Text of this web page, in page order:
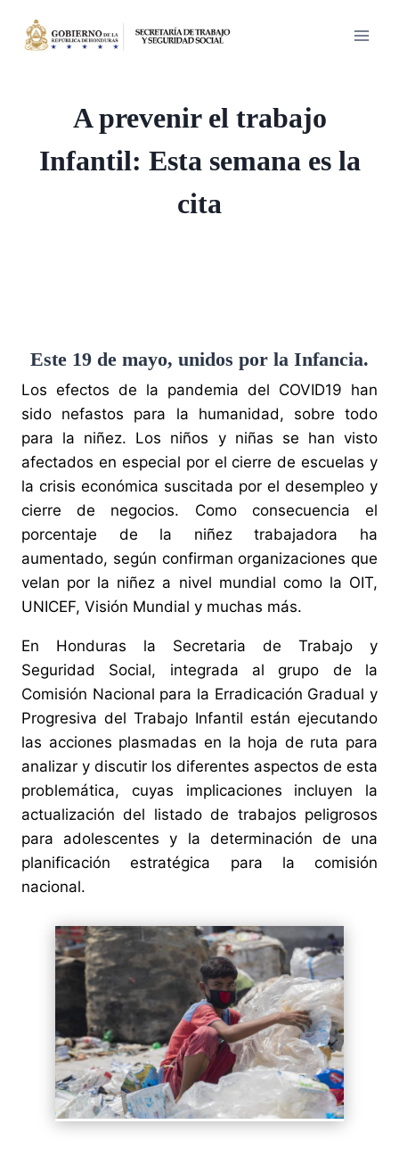
A prevenir el trabajo
Infantil: Esta semana es la
cita
Este 19 de mayo, unidos por la Infancia.
Los efectos de la pandemia del COVID19 han
sido nefastos para la humanidad, sobre todo
para la niñez. Los niños y niñas se han visto
afectados en especial por el cierre de escuelas y
la crisis económica suscitada por el desempleo y
cierre de negocios. Como consecuencia el
porcentaje de la niñez trabajadora ha
aumentado, según confirman organizaciones que
velan por la niñez a nivel mundial como la OIT,
UNICEF, Visión Mundial y muchas más.
En Honduras la Secretaria de Trabajo y
Seguridad Social, integrada al grupo de la
Comisión Nacional para la Erradicación Gradual y
Progresiva del Trabajo Infantil están ejecutando
las acciones plasmadas en la hoja de ruta para
analizar y discutir los diferentes aspectos de esta
problemática, cuyas implicaciones incluyen la
actualización del listado de trabajos peligrosos
para adolescentes y la determinación de una
planificación estratégica para la comisión
nacional.